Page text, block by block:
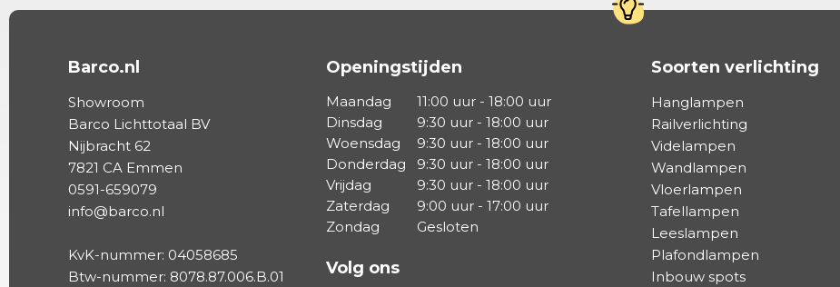
Barco.nl
Showroom
Barco Lichttotaal BV
Nijbracht 62
7821 CA Emmen
0591-659079
info@barco.nl
KvK-nummer: 04058685
Btw-nummer: 8078.87.006.B.01
Openingstijden
Maandag
11:00 uur - 18:00 uur
Dinsdag
9:30 uur - 18:00 uur
Woensdag
9:30 uur - 18:00 uur
Donderdag
9:30 uur - 18:00 uur
Vrijdag
9:30 uur - 18:00 uur
Zaterdag
9:00 uur - 17:00 uur
Zondag
Gesloten
Volg ons
Soorten verlichting
Hanglampen
Railverlichting
Videlampen
Wandlampen
Vloerlampen
Tafellampen
Leeslampen
Plafondlampen
Inbouw spots